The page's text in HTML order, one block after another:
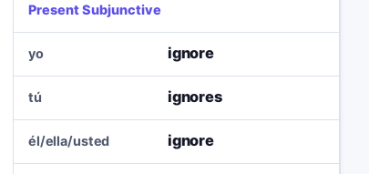
Present Subjunctive
yo ignore
tú ignores
él/ella/usted ignore